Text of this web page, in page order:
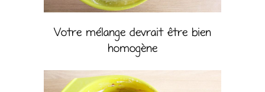
Votre mélange devrait être bien
homogène